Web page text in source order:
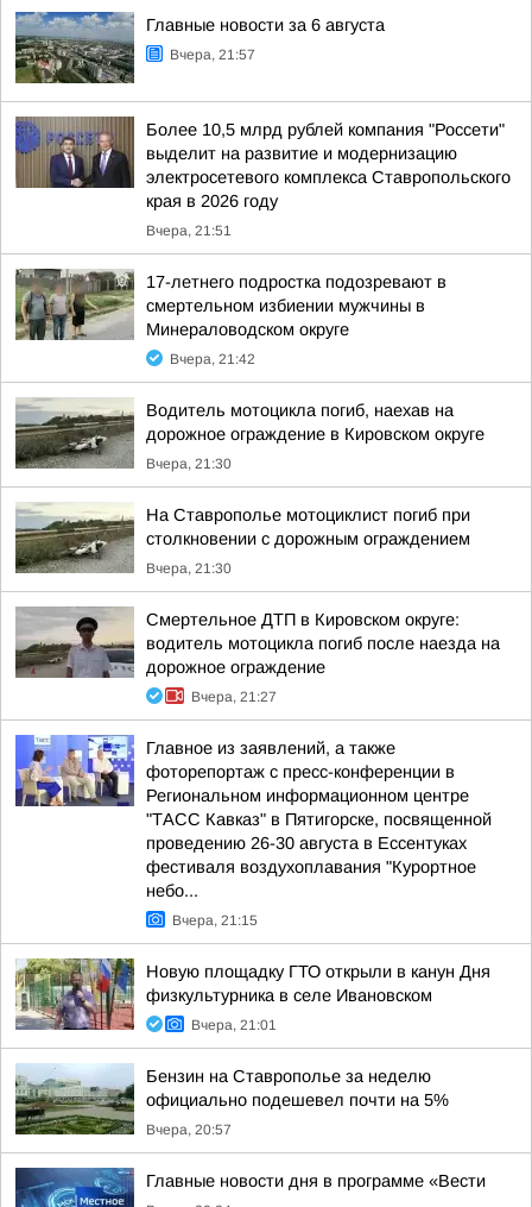
Главные новости за 6 августа
Вчера, 21:57
Более 10,5 млрд рублей компания "Россети"
выделит на развитие и модернизацию
электросетевого комплекса Ставропольского
края в 2026 году
Вчера, 21:51
17-летнего подростка подозревают в
смертельном избиении мужчины в
Минераловодском округе
Вчера, 21:42
Водитель мотоцикла погиб, наехав на
дорожное ограждение в Кировском округе
Вчера, 21:30
На Ставрополье мотоциклист погиб при
столкновении с дорожным ограждением
Вчера, 21:30
Смертельное ДТП в Кировском округе:
водитель мотоцикла погиб после наезда на
дорожное ограждение
Вчера, 21:27
Главное из заявлений, а также
фоторепортаж с пресс-конференции в
Региональном информационном центре
"ТАСС Кавказ" в Пятигорске, посвященной
проведению 26-30 августа в Ессентуках
фестиваля воздухоплавания "Курортное
небо...
Вчера, 21:15
Новую площадку ГТО открыли в канун Дня
физкультурника в селе Ивановском
Вчера, 21:01
Бензин на Ставрополье за неделю
официально подешевел почти на 5%
Вчера, 20:57
Главные новости дня в программе «Вести